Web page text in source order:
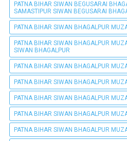
PATNA BIHAR SIWAN BEGUSARAI
SAMASTIPUR SIWAN BEGUSARAI
PATNA BIHAR SIWAN BHAGALPUR
PATNA BIHAR SIWAN BHAGALPUR
SIWAN BHAGALPUR
PATNA BIHAR SIWAN BHAGALPUR
PATNA BIHAR SIWAN BHAGALPUR
PATNA BIHAR SIWAN BHAGALPUR
PATNA BIHAR SIWAN BHAGALPUR
PATNA BIHAR SIWAN BHAGALPUR